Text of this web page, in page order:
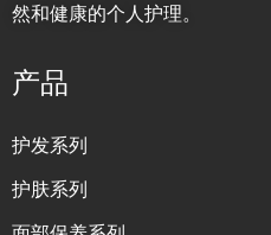
然和健康的个人护理。
产品
护发系列
护肤系列